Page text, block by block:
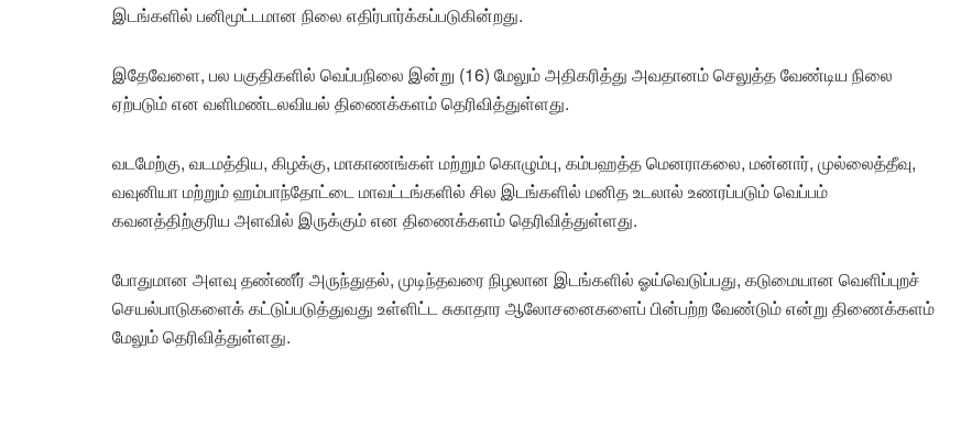
இடங்களில் பனிமூட்டமான நிலை எதிர்பார்க்கப்படுகின்றது.
இதேவேளை, பல பகுதிகளில் வெப்பநிலை இன்று (16) மேலும் அதிகரித்து அவதானம் செலுத்த வேண்டிய நிலை
ஏற்படும் என வளிமண்டலவியல் திணைக்களம் தெரிவித்துள்ளது.
வடமேற்கு, வடமத்திய, கிழக்கு, மாகாணங்கள் மற்றும் கொழும்பு, கம்பஹத்த மெனராகலை, மன்னார், முல்லைத்தீவு,
வவுனியா மற்றும் ஹம்பாந்தோட்டை மாவட்டங்களில் சில இடங்களில் மனித உடலால் உணரப்படும் வெப்பம்
கவனத்திற்குரிய அளவில் இருக்கும் என திணைக்களம் தெரிவித்துள்ளது.
போதுமான அளவு தண்ணீர் அருந்துதல், முடிந்தவரை நிழலான இடங்களில் ஓய்வெடுப்பது, கடுமையான வெளிப்புறச்
செயல்பாடுகளைக் கட்டுப்படுத்துவது உள்ளிட்ட சுகாதார ஆலோசனைகளைப் பின்பற்ற வேண்டும் என்று திணைக்களம்
மேலும் தெரிவித்துள்ளது.